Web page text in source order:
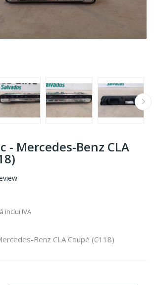
- Mercedes-Benz CLA
inclui IVA
Benz CLA Coupé (C118)